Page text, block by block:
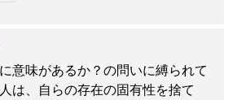
意味があるか？の問いに縛られて
は、自らの存在の固有性を捨て